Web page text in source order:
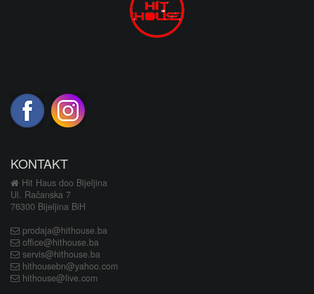
KONTAKT
Hit Haus doo Bijeljina
Ul. Račanska 7
76300 Bijeljina BiH
prodaja@hithouse.ba
office@hithouse.ba
servis@hithouse.ba
hithousebn@yahoo.com
hithouse@live.com